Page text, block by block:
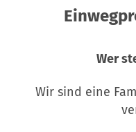
Wer
Wir sind eine